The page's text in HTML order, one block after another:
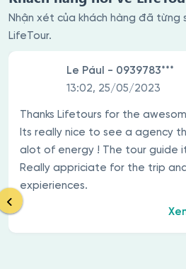
Nhận xét của khách hàng đã từng
LifeTour.
Le Pául - 0939783***
13:02, 25/05/2023
Thanks Lifetours for the
Its really nice to see a agency
alot of energy ! The tour guide
Really appriciate for the trip
expieriences.